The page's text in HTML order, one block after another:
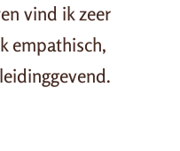
vind ik zeer
empathisch,